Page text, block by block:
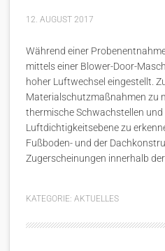
12. AUGUST 2017
Während einer
mittels einer Blower-Door-
hoher Luftwechsel eingestellt.
Materialschutzmaßnahmen zu
thermische Schwachstellen und
Luftdichtigkeitsebene zu
Fußboden- und der
Zugerscheinungen innerhalb
KATEGORIE: AKTUELLES